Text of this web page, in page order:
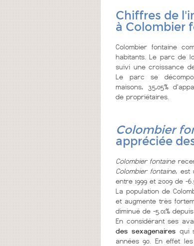
Chiffres de
à Colombier
Colombier fontaine
habitants. Le parc de
suivi une croissance de
Le parc se
maisons, 35,05%
de propriétaires.
Colombier
appréciée
Colombier fontaine
Colombier fontaine, est
entre 1999 et 2009 de -
La population de
et augmente très
diminué de -5.01% depuis
En considérant ses
des sexagenaires qui
années 90. En effet